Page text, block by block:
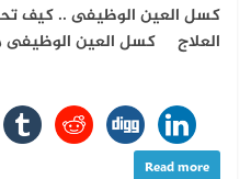
كسل العين الوظيفى .. كيف
العلاج كسل العين الوظيفى
Read more